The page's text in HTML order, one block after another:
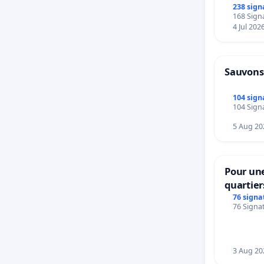
la
les
le
le
les
la
…,
Toutes
238
168
4 Jul
104
104
5 Aug
Pour
76
76
3 Aug